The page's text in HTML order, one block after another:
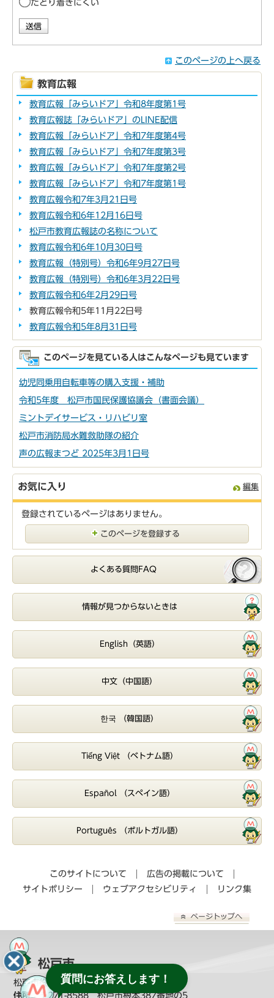
たどり着きにくい
このページの上へ戻る
教育広報
教育広報「みらいドア」令和8年度第1号
教育広報誌「みらいドア」のLINE配信
教育広報「みらいドア」令和7年度第4号
教育広報「みらいドア」令和7年度第3号
教育広報「みらいドア」令和7年度第2号
教育広報「みらいドア」令和7年度第1号
教育広報令和7年3月21日号
教育広報令和6年12月16日号
松戸市教育広報誌の名称について
教育広報令和6年10月30日号
教育広報（特別号）令和6年9月27日号
教育広報（特別号）令和6年3月22日号
教育広報令和6年2月29日号
教育広報令和5年11月22日号
教育広報令和5年8月31日号
このページを見ている人はこんなページも見ています
幼児同乗用自転車等の購入支援・補助
令和5年度 松戸市国民保護協議会（書面会議）
ミントデイサービス・リハビリ室
松戸市消防局水難救助隊の紹介
声の広報まつど 2025年3月1日号
お気に入り 編集
登録されているページはありません。
このページを登録する
よくある質問FAQ
情報が見つからないときは
English（英語）
中文（中国語）
한국 （韓国語）
Tiếng Việt （ベトナム語）
Español （スペイン語）
Português （ポルトガル語）
このサイトについて
広告の掲載について
サイトポリシー
ウェブアクセシビリティ リンク集
松戸市
松戸市役所（教育委員会へのお問い合わせ
住所：〒271-8588 松戸市根本387番地の5
質問にお答えします！